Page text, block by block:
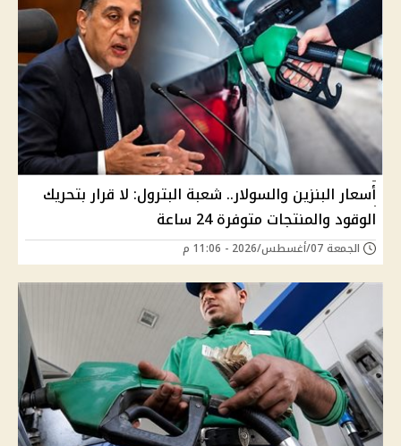
أسعار البنزين والسولار.. شعبة البترول: لا قرار بتحريك
الوقود والمنتجات متوفرة 24 ساعة
الجمعة 07/أغسطس/2026 - 11:06 م